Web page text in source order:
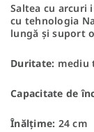
Saltea cu arcuri
cu tehnologia
lungă și suport
Duritate: mediu
Capacitate de
Înălțime: 24 cm